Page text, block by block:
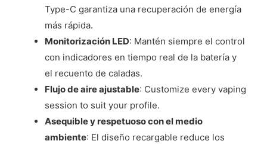
Type-C garantiza una recuperación de energía
más rápida.
Monitorización LED: Mantén siempre el control
con indicadores en tiempo real de la batería y
el recuento de caladas.
Flujo de aire ajustable: Customize every vaping
session to suit your profile.
Asequible y respetuoso con el medio
ambiente: El diseño recargable reduce los